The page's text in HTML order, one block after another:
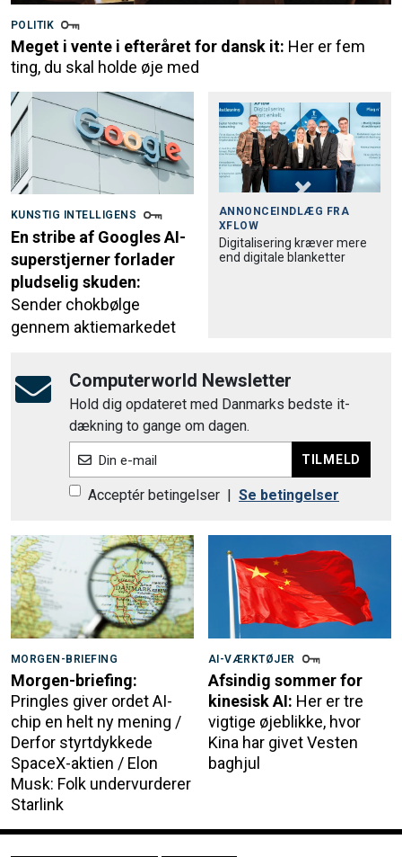
POLITIK
Meget i vente i efteråret for dansk it: Her er fem
ting, du skal holde øje med
KUNSTIG INTELLIGENS
En stribe af Googles AI-
superstjerner forlader
pludselig skuden:
Sender chokbølge
gennem aktiemarkedet
ANNONCEINDLÆG FRA
XFLOW
Digitalisering kræver mere
end digitale blanketter
Computerworld Newsletter
Hold dig opdateret med Danmarks bedste it-
dækning to gange om dagen.
Din e-mail TILMELD
Acceptér betingelser Se betingelser
MORGEN-BRIEFING
Morgen-briefing:
Pringles giver ordet AI-
chip en helt ny mening /
Derfor styrtdykkede
SpaceX-aktien / Elon
Musk: Folk undervurderer
Starlink
AI-VÆRKTØJER
Afsindig sommer for
kinesisk AI: Her er tre
vigtige øjeblikke, hvor
Kina har givet Vesten
baghjul